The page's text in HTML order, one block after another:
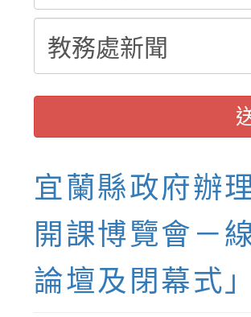
宜蘭縣政府辦
開課博覽會－
論壇及閉幕式」